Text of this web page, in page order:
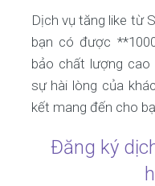
Dịch vụ tăng like từ
bạn có được
bảo chất lượng
sự hài lòng của
kết mang đến cho
Đăng ký